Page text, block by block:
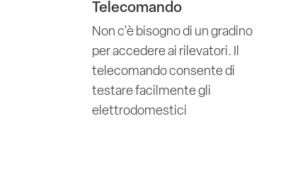
Telecomando
Non c'è bisogno di un gradino
per accedere ai rilevatori. Il
telecomando consente di
testare facilmente gli
elettrodomestici